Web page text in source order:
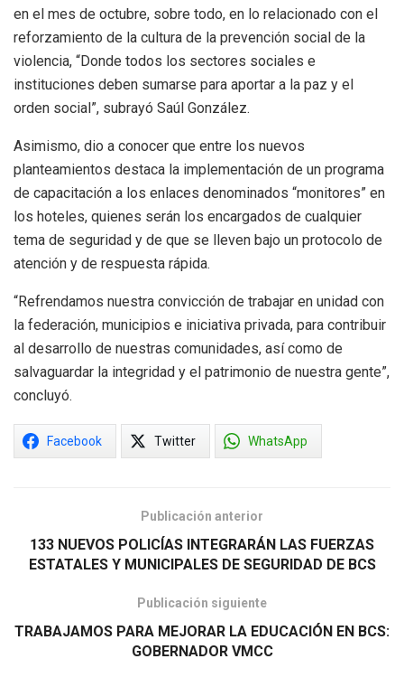
en el mes de octubre, sobre todo, en lo relacionado con el
reforzamiento de la cultura de la prevención social de la
violencia, “Donde todos los sectores sociales e
instituciones deben sumarse para aportar a la paz y el
orden social”, subrayó Saúl González.
Asimismo, dio a conocer que entre los nuevos
planteamientos destaca la implementación de un programa
de capacitación a los enlaces denominados “monitores” en
los hoteles, quienes serán los encargados de cualquier
tema de seguridad y de que se lleven bajo un protocolo de
atención y de respuesta rápida.
“Refrendamos nuestra convicción de trabajar en unidad con
la federación, municipios e iniciativa privada, para contribuir
al desarrollo de nuestras comunidades, así como de
salvaguardar la integridad y el patrimonio de nuestra gente”,
concluyó.
Facebook Twitter WhatsApp
Publicación anterior
133 NUEVOS POLICÍAS INTEGRARÁN LAS FUERZAS
ESTATALES Y MUNICIPALES DE SEGURIDAD DE BCS
Publicación siguiente
TRABAJAMOS PARA MEJORAR LA EDUCACIÓN EN BCS:
GOBERNADOR VMCC